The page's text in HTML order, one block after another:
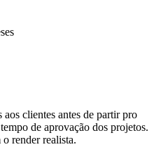
clientes antes de partir pro
de aprovação dos projetos.
render realista.